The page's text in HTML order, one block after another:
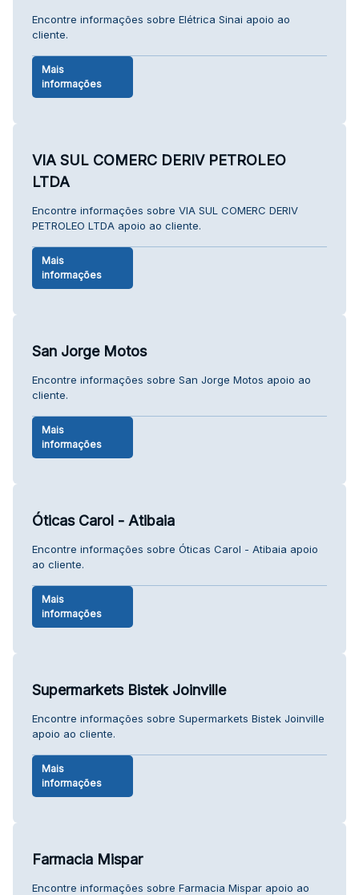
Encontre informações sobre Elétrica Sinai apoio ao
cliente.
Mais
informações
VIA SUL COMERC DERIV PETROLEO
LTDA
Encontre informações sobre VIA SUL COMERC DERIV
PETROLEO LTDA apoio ao cliente.
Mais
informações
San Jorge Motos
Encontre informações sobre San Jorge Motos apoio ao
cliente.
Mais
informações
Óticas Carol - Atibaia
Encontre informações sobre Óticas Carol - Atibaia apoio
ao cliente.
Mais
informações
Supermarkets Bistek Joinville
Encontre informações sobre Supermarkets Bistek Joinville
apoio ao cliente.
Mais
informações
Farmacia Mispar
Encontre informações sobre Farmacia Mispar apoio ao